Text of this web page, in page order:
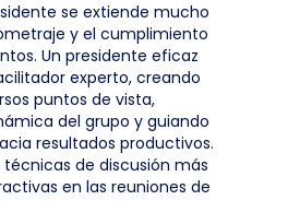
se extiende mucho
y el cumplimiento
Un presidente eficaz
experto, creando
puntos de vista,
del grupo y guiando
resultados productivos.
técnicas de discusión más
en las reuniones de